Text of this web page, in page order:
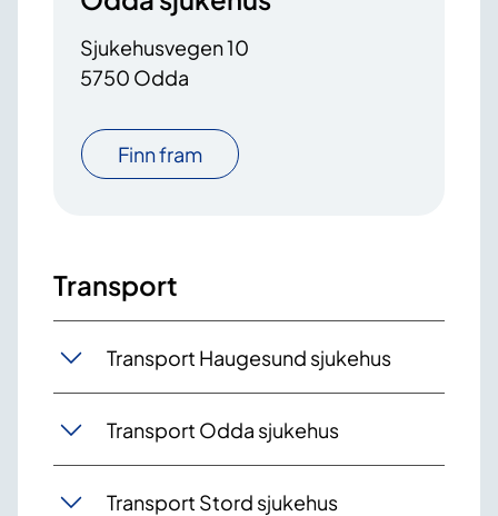
Sjukehusvegen 10
5750 Odda
Finn fram
Transport
Transport Haugesund sjukehus
Transport Odda sjukehus
Transport Stord sjukehus